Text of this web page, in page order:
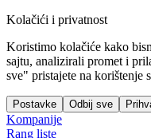
Kolačići i privatnost
Koristimo kolačiće kako
sajtu, analizirali promet i
sve" pristajete na korištenje
Postavke Odbij sve
Kompanije
Rang liste